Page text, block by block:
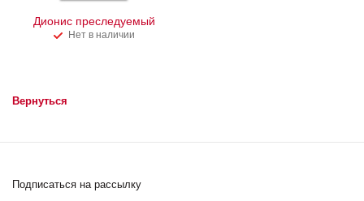
Дионис преследуемый
Нет в наличии
Вернуться
Подписаться на рассылку